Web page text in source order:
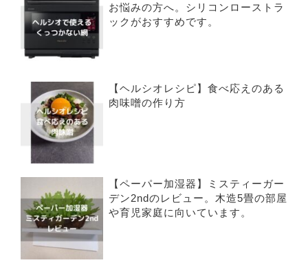
お悩みの方へ。シリコンローストラ
ックがおすすめです。
【ヘルシオレシピ】食べ応えのある
肉味噌の作り方
【ペーパー加湿器】ミスティーガー
デン2ndのレビュー。木造5畳の部屋
や育児家庭に向いています。